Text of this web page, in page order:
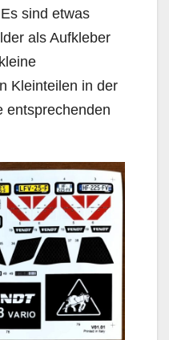
sind etwas
als Aufkleber
Kleinteilen in der
entsprechenden